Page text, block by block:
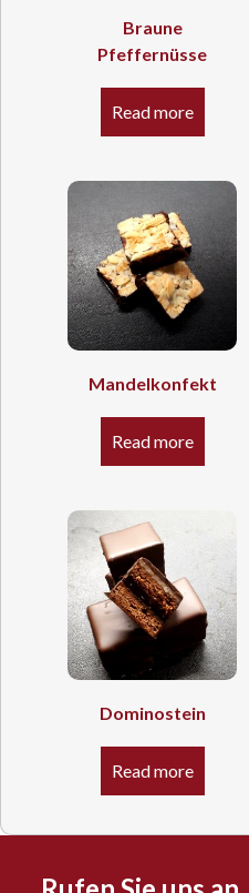
Braune
Pfeffernüsse
Read more
Mandelkonfekt
Read more
Dominostein
Read more